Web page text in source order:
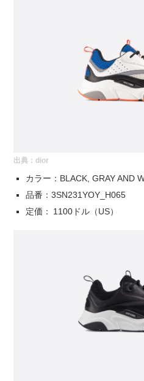
出典：dior
カラー：BLACK, GRAY AND
品番：3SN231YOY_H065
定価： 1100ドル（US）